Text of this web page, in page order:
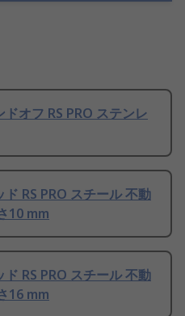
オフ RS PRO ステンレ
RS PRO スチール 不動
10 mm
RS PRO スチール 不動
16 mm